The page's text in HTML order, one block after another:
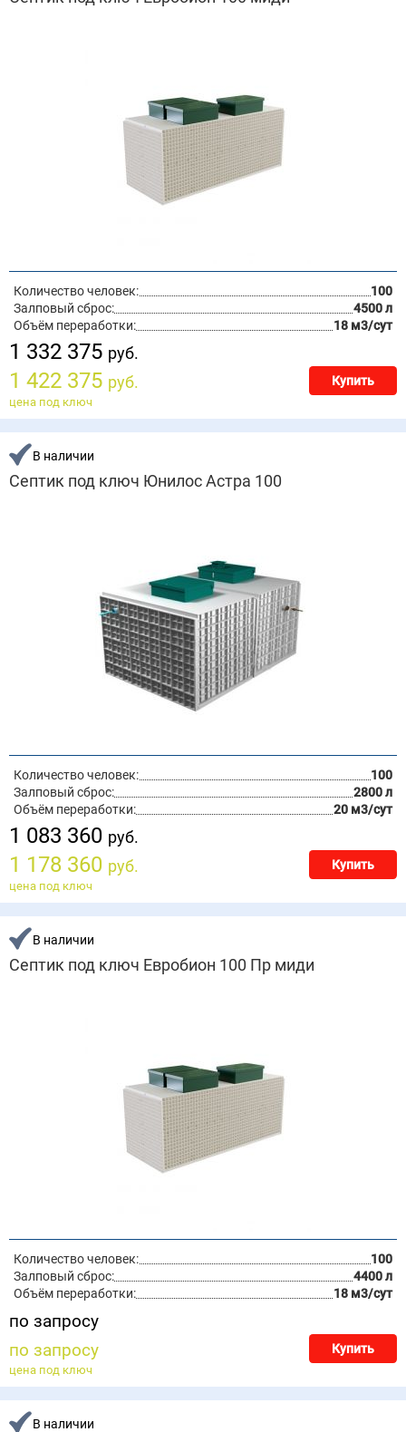
Количество человек:
100
Залповый сброс:
4500 л
Объём переработки:
18 м3/сут
1 332 375 руб.
1 422 375 руб. Купить
цена под ключ
В наличии
Септик под ключ Юнилос Астра 100
Количество человек:
100
Залповый сброс:
2800 л
Объём переработки:
20 м3/сут
1 083 360 руб.
1 178 360 руб. Купить
цена под ключ
В наличии
Септик под ключ Евробион 100 Пр миди
Количество человек:
100
Залповый сброс:
4400 л
Объём переработки:
18 м3/сут
по запросу
по запросу
Купить
цена под ключ
В наличии